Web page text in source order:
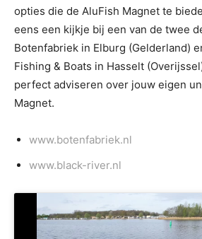
opties die de AluFish Magnet te
eens een kijkje bij een van de twee
Botenfabriek in Elburg (Gelderland)
Fishing & Boats in Hasselt
perfect adviseren over jouw eigen
Magnet.
www.botenfabriek.nl
www.black-river.nl